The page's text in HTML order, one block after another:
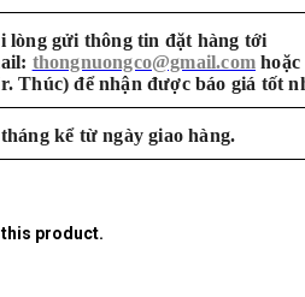
lòng gửi thông tin đặt hàng tới
thongnuongco@gmail.com hoặc
Thúc) để nhận được báo giá tốt
kể từ ngày giao hàng.
product.